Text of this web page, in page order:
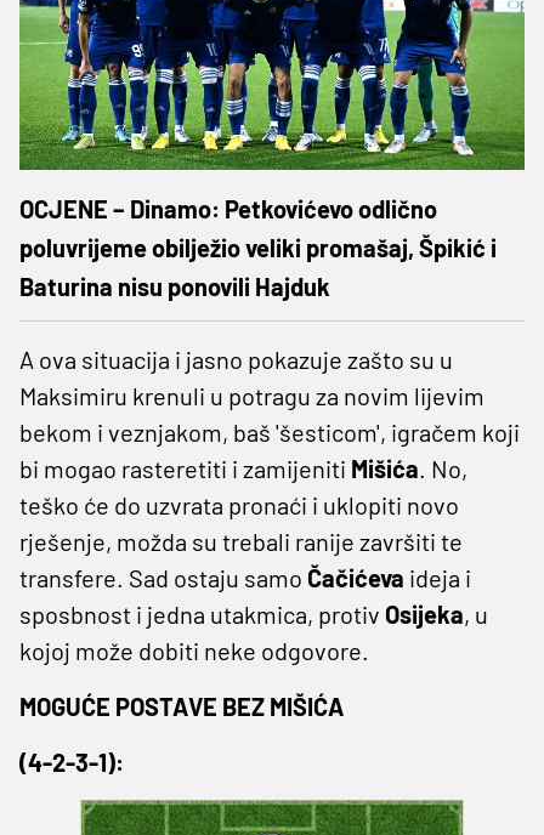
OCJENE – Dinamo: Petkovićevo odlično
poluvrijeme obilježio veliki promašaj, Špikić i
Baturina nisu ponovili Hajduk
A ova situacija i jasno pokazuje zašto su u
Maksimiru krenuli u potragu za novim lijevim
bekom i veznjakom, baš 'šesticom', igračem koji
bi mogao rasteretiti i zamijeniti Mišića . No,
teško će do uzvrata pronaći i uklopiti novo
rješenje, možda su trebali ranije završiti te
transfere. Sad ostaju samo Čačićeva ideja i
sposbnost i jedna utakmica, protiv Osijeka, u
kojoj može dobiti neke odgovore.
MOGUĆE POSTAVE BEZ MIŠIĆA
(4-2-3-1):